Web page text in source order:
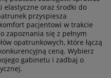
elastyczne oraz środki do
przyspiesza
pacjentowi w trakcie
zapoznania się z pełnym
opatrunkowych, które łączą
ceną. Wybierz
gabinetu i zadbaj o